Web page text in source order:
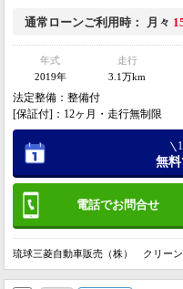
通常ローンご利用時 月々
年式
2019年
走行
3.1万km
法定整備：整備付
[保証付]：12ヶ月・走行無制限
電話でお問合せ
無
琉球三菱自動車販売（株） クリー